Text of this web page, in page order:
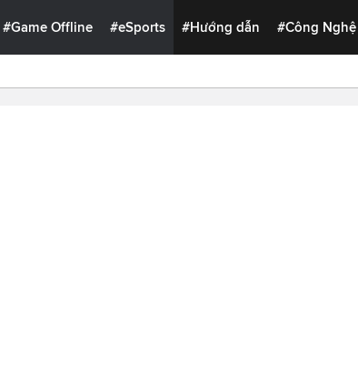
#Game Offline #eSports #Hướng dẫn #Công Nghệ